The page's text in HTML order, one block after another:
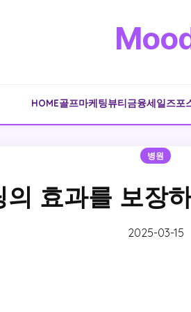
HOME골프마케팅뷰티금융세일즈포
병원
효과를 보장
2025-03-15